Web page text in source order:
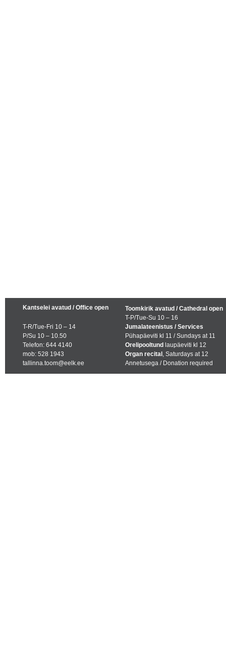
Kantselei avatud / Office open
T-R/Tue-Fri 10 – 14
P/Su 10 – 10.50
Telefon: 644 4140
mob: 528 1943
tallinna.toom@eelk.ee
Toomkirik avatud / Cathedral open
T-P/Tue-Su 10 – 16
Jumalateenistus / Services
Pühapäeviti kl 11 / Sundays at 11
Orelipooltund laupäeviti kl 12
Organ recital , Saturdays at 12
Annetusega / Donation required